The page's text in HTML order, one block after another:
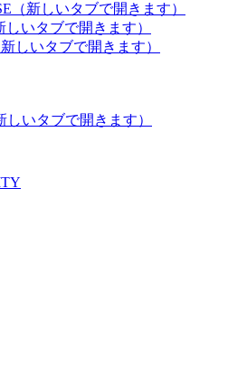
（新しいタブで開きます）
しいタブで開きます）
新しいタブで開きます）
しいタブで開きます）